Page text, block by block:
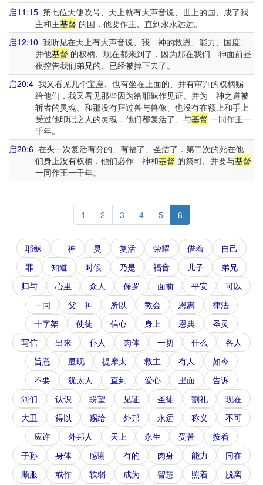
启11:15 第七位天使吹号、天上就有大声音说、世上的国、成了我
主和主基督 的国．他要作王、直到永永远远。
启12:10 我听见在天上有大声音说、我 神的救恩、能力、国度、
并他基督 的权柄、现在都来到了．因为那在我们 神面前昼
夜控告我们弟兄的、已经被摔下去了。
启20:4 我又看见几个宝座、也有坐在上面的、并有审判的权柄赐
给他们．我又看见那些因为给耶稣作见证、并为 神之道被
斩者的灵魂、和那没有拜过兽与兽像、也没有在额上和手上
受过他印记之人的灵魂．他们都复活了、与基督 一同作王一
千年。
启20:6 在头一次复活有分的、有福了、圣洁了．第二次的死在他
们身上没有权柄．他们必作 神和基督 的祭司、并要与基督
一同作王一千年。
1 2 3 4 5 6
耶稣 神 灵 复活 荣耀 借着
自己
罪
知道 时候 乃是 福音 儿子
弟兄
归与
心里 众人 保罗 面前 平安
可以
一同
父 神 所以 教会 恩惠
律法
十字架
使徒 信心 身上 恩典
圣灵
写信
出来 仆人 肉体 一切 什么
各人
旨意
显现 提摩太 救主 有人
如今
不要
犹太人 直到 爱心 里面
告诉
阿们
认识 盼望 见证 圣徒 割礼
现在
大卫
得以 赐给 外邦 永远 称义
不可
应许
外邦人 天上 永生 受苦
按着
子孙
身体 感谢 有的 肉身 能力
同在
顺服
或作 软弱 成为 智慧 照着 脱离